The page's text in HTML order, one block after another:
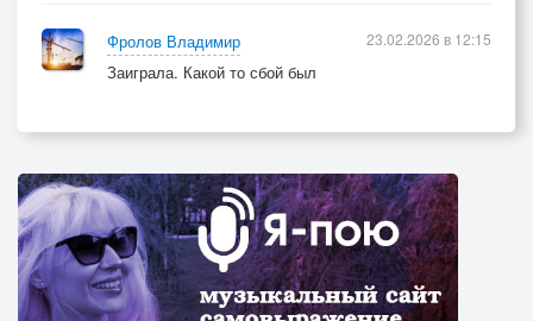
Фролов Владимир
Заиграла. Какой то сбой был
23.02.2026 в 12:15